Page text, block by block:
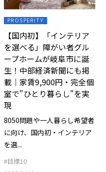
PROSPERITY
【国内初】「インテリア
を選べる」障がい者グル
ープホームが岐阜市に誕
生！中部経済新聞にも掲
載｜家賃9,900円・完全個
室で"ひとり暮らし"を実
現
8050問題や一人暮らし希望者
に向け、国内初・インテリア
を選...
#目標10